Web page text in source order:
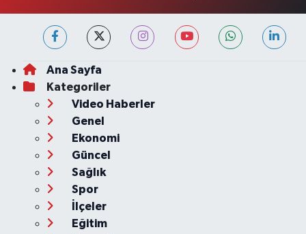
Ana Sayfa
Kategoriler
Video Haberler
Genel
Ekonomi
Güncel
Sağlık
Spor
İlçeler
Eğitim